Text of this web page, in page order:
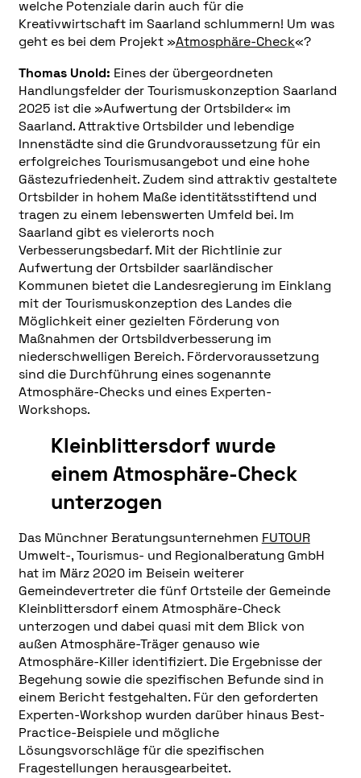
welche Potenziale darin auch für die
Kreativwirtschaft im Saarland schlummern! Um was
geht es bei dem Projekt »Atmosphäre-Check«?
Thomas Unold: Eines der übergeordneten
Handlungsfelder der Tourismuskonzeption Saarland
2025 ist die »Aufwertung der Ortsbilder« im
Saarland. Attraktive Ortsbilder und lebendige
Innenstädte sind die Grundvoraussetzung für ein
erfolgreiches Tourismusangebot und eine hohe
Gästezufriedenheit. Zudem sind attraktiv gestaltete
Ortsbilder in hohem Maße identitätsstiftend und
tragen zu einem lebenswerten Umfeld bei. Im
Saarland gibt es vielerorts noch
Verbesserungsbedarf. Mit der Richtlinie zur
Aufwertung der Ortsbilder saarländischer
Kommunen bietet die Landesregierung im Einklang
mit der Tourismuskonzeption des Landes die
Möglichkeit einer gezielten Förderung von
Maßnahmen der Ortsbildverbesserung im
niederschwelligen Bereich. Fördervoraussetzung
sind die Durchführung eines sogenannte
Atmosphäre-Checks und eines Experten-
Workshops.
Kleinblittersdorf wurde
einem Atmosphäre-Check
unterzogen
Das Münchner Beratungsunternehmen FUTOUR
Umwelt-, Tourismus- und Regionalberatung GmbH
hat im März 2020 im Beisein weiterer
Gemeindevertreter die fünf Ortsteile der Gemeinde
Kleinblittersdorf einem Atmosphäre-Check
unterzogen und dabei quasi mit dem Blick von
außen Atmosphäre-Träger genauso wie
Atmosphäre-Killer identifiziert. Die Ergebnisse der
Begehung sowie die spezifischen Befunde sind in
einem Bericht festgehalten. Für den geforderten
Experten-Workshop wurden darüber hinaus Best-
Practice-Beispiele und mögliche
Lösungsvorschläge für die spezifischen
Fragestellungen herausgearbeitet.